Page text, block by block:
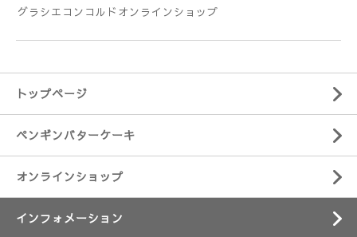
グラシエコンコルドオンラインショップ
トップページ
ペンギンバターケーキ
オンラインショップ
インフォメーション